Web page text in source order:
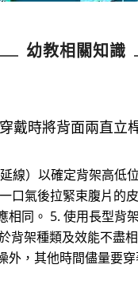
幼教相關知識
戴時將背面兩直立
線）以確定背架高低
口氣後拉緊束腹片
同。 5. 使用長型
架種類及效能不盡
，其他時間儘量要